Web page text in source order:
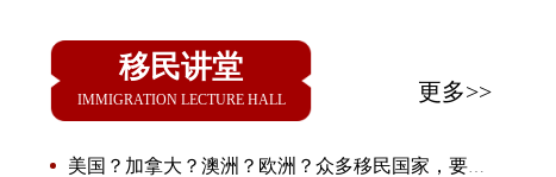
移民讲堂
IMMIGRATION LECTURE HALL 更多>>
美国？加拿大？澳洲？欧洲？众多移民国家，要怎